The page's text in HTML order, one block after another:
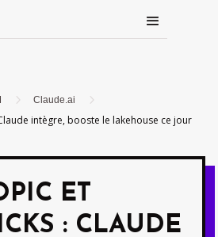
5 Claude.ai 5
intègre, booste le lakehouse ce jour
ET
: CLAUDE